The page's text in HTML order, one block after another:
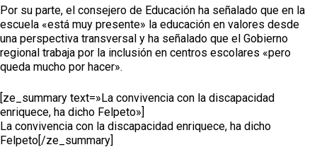
Por su parte, el consejero de Educación ha señalado que en la
escuela «está muy presente» la educación en valores desde
una perspectiva transversal y ha señalado que el Gobierno
regional trabaja por la inclusión en centros escolares «pero
queda mucho por hacer».
[ze_summary text=»La convivencia con la discapacidad
enriquece, ha dicho Felpeto»]
La convivencia con la discapacidad enriquece, ha dicho
Felpeto[/ze_summary]